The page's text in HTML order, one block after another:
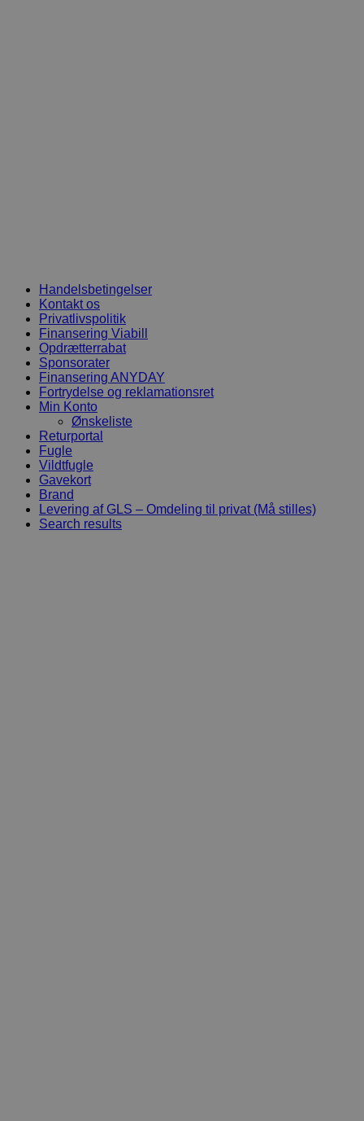
Handelsbetingelser
Kontakt os
Privatlivspolitik
Finansering Viabill
Opdrætterrabat
Sponsorater
Finansering ANYDAY
Fortrydelse og reklamationsret
Min Konto
Ønskeliste
Returportal
Fugle
Vildtfugle
Gavekort
Brand
Levering af GLS – Omdeling til privat (Må stilles)
Search results